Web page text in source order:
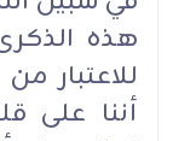
هذه
للاعتبار
أننا على